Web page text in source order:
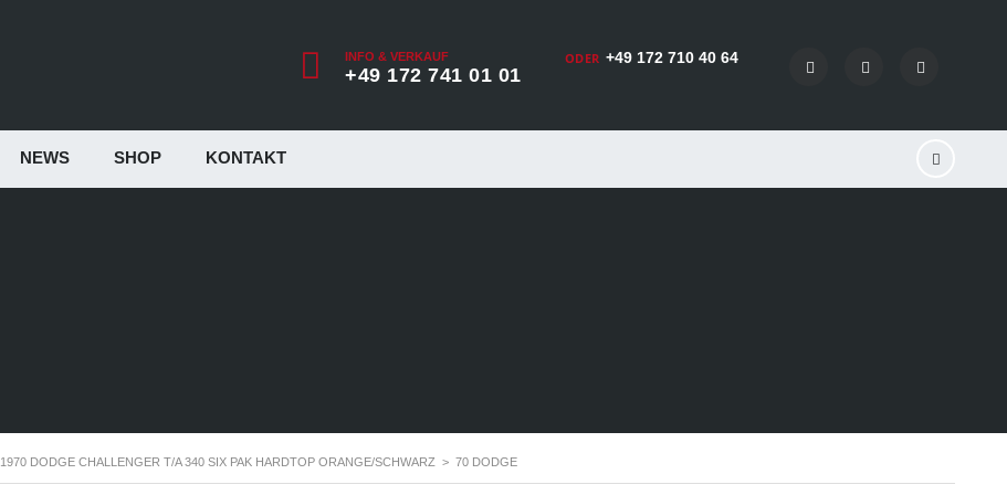
ODER +49 172 710 40 64
INFO & VERKAUF
+49 172 741 01 01
NEWS SHOP KONTAKT
1970 DODGE CHALLENGER T/A 340 SIX PAK HARDTOP ORANGE/SCHWARZ > 70 DODGE